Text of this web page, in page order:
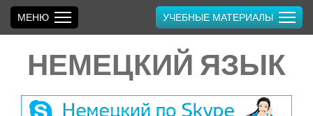
НЕМЕЦКИЙ ЯЗЫК
МЕНЮ УЧЕБНЫЕ МАТЕРИАЛЫ